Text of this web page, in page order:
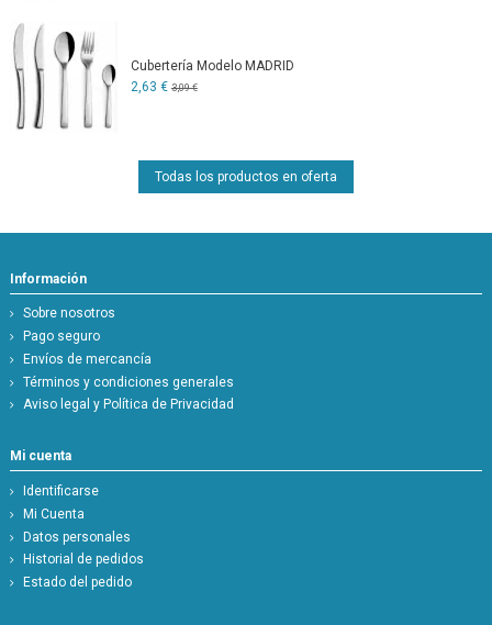
Cubertería Modelo MADRID
2,63 € 3,09 €
Todas los productos en oferta
Información
Sobre nosotros
Pago seguro
Envíos de mercancía
Términos y condiciones generales
Aviso legal y Política de Privacidad
Mi cuenta
Identificarse
Mi Cuenta
Datos personales
Historial de pedidos
Estado del pedido